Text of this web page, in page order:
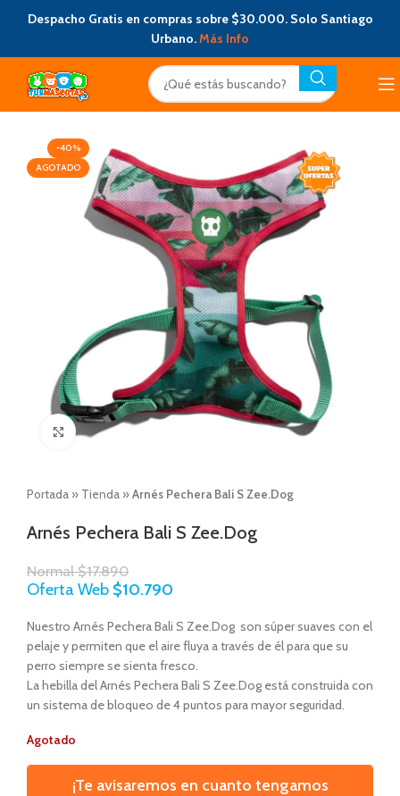
Despacho Gratis en compras sobre $30.000. Solo Santiago
Urbano.Más Info
-40%
AGOTADO
Click to enlarge
Portada » Tienda »Arnés Pechera Bali S Zee.Dog
Arnés Pechera Bali S Zee.Dog
Normal$17.890
Oferta Web $10.790
Nuestro Arnés Pechera Bali S Zee.Dog son súper suaves con el
pelaje y permiten que el aire fluya a través de él para que su
perro siempre se sienta fresco.
La hebilla del Arnés Pechera Bali S Zee.Dog está construida con
un sistema de bloqueo de 4 puntos para mayor seguridad.
Agotado
¡Te avisaremos en cuanto tengamos